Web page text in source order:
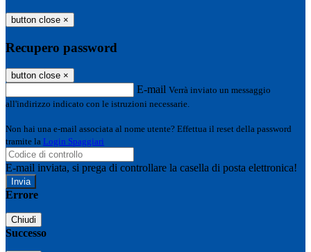
button close ×
Recupero password
button close ×
E-mail Verrà inviato un messaggio
all'indirizzo indicato con le istruzioni necessarie.
Non hai una e-mail associata al nome utente? Effettua il reset della password
tramite la Login Spaggiari
E-mail inviata, si prega di controllare la casella di posta elettronica!
Errore
Chiudi
Successo